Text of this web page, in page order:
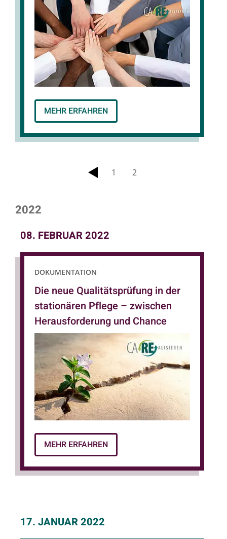
MEHR ERFAHREN
zurück
1 2
2022
08. FEBRUAR 2022
DOKUMENTATION
Die neue Qualitätsprüfung in der
stationären Pflege – zwischen
Herausforderung und Chance
MEHR ERFAHREN
17. JANUAR 2022